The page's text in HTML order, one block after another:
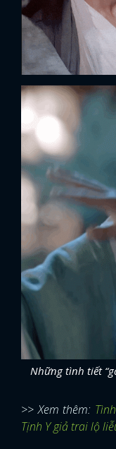
Những tình tiết
>> Xem thêm:
Tịnh Y giả trai lộ